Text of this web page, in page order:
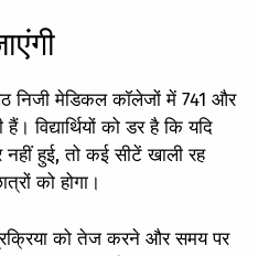
मेडिकल कॉलेजों में 741 और
विद्यार्थियों को डर है कि यदि
हुई, तो कई सीटें खाली रह
को होगा।
को तेज करने और समय पर